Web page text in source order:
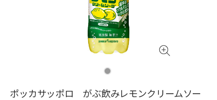
ポッカサッポロ がぶ飲みレモンクリームソー